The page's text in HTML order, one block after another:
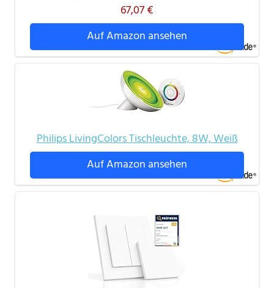
67,07 €
Auf Amazon ansehen
Philips LivingColors Tischleuchte, 8W, Weiß
Auf Amazon ansehen